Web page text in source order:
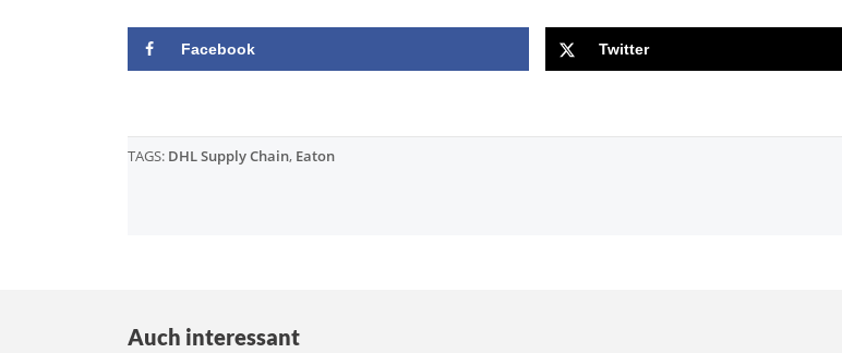
Facebook Twitter
TAGS: DHL Supply Chain, Eaton
Auch interessant